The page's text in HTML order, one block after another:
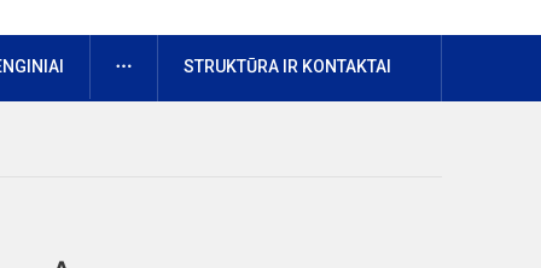
DAUGIAUSTRUKTŪRA IR KONTAKTAI